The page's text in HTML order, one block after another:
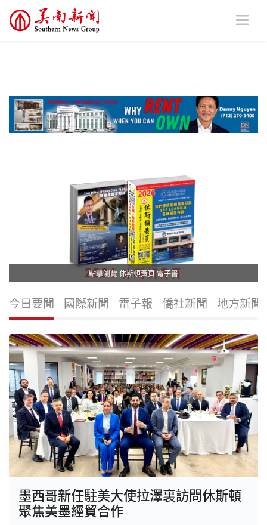
點擊瀏覽 休斯頓黃頁 電子書
今日要聞 國際新聞 電子報 僑社新聞 地方新聞
墨西哥新任駐美大使拉澤裏訪問休斯頓
聚焦美墨經貿合作